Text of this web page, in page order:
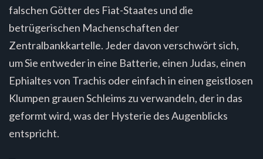
falschen Götter des Fiat-Staates und die
betrügerischen Machenschaften der
Zentralbankkartelle. Jeder davon verschwört sich,
um Sie entweder in eine Batterie, einen Judas, einen
Ephialtes von Trachis oder einfach in einen geistlosen
Klumpen grauen Schleims zu verwandeln, der in das
geformt wird, was der Hysterie des Augenblicks
entspricht.